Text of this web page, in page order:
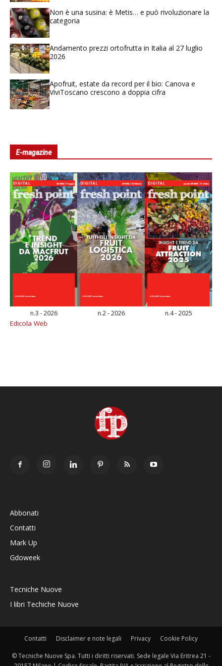
Non è una susina: è Metis… e può rivoluzionare la
categoria
Andamento prezzi ortofrutta in Italia al 27 luglio
2026
Apofruit, estate da record per il bio: Canova e
ViviToscano crescono a doppia cifra
E-magazine
n.3 - 2026 n.2 - 2026 n.4 - 2025
Edicola Web
Abbonati
Contatti
Mark Up
Gdoweek
Tecniche Nuove
I libri Techiche Nuove
Contatti Disclaimer e note legali Privacy Cookie Policy
© Tecniche Nuove Spa. Tutti i diritti riservati. Sede legale Via Eritrea 21 -